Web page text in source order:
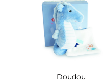
Doudou